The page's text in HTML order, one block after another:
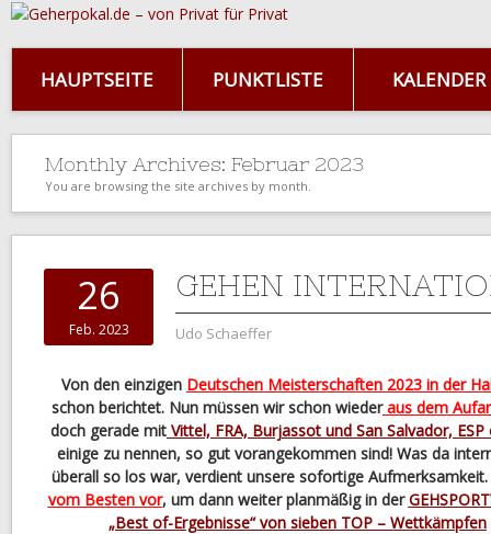
HAUPTSEITE PUNKTLISTE KALENDER
Monthly Archives: Februar 2023
You are browsing the site archives by month.
26
Feb. 2023
GEHEN
Udo Schaeffer
Von den einzigen Deutschen Meisterschaften 2023 in der
schon berichtet. Nun müssen wir schon wiederaus dem
doch gerade mit Vittel, FRA, Burjassot und San Salvador,
einige zu nennen, so gut vorangekommen sind! Was da
überall so los war, verdient unsere sofortige Aufmerksamkeit.
vom Besten vor, um dann weiter planmäßig in der
„Best of-Ergebnisse“ von sieben TOP – Wettkämpfen